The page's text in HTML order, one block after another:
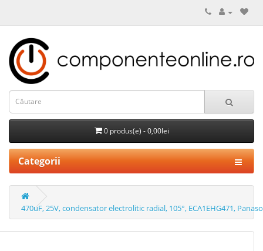
0 produs(e) - 0,00lei
Categorii
470uF, 25V, condensator electrolitic radial, 105°, ECA1EHG471,